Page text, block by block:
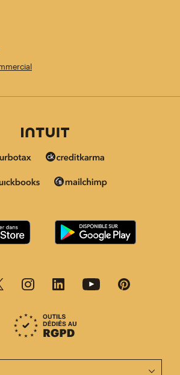
désormais disponible en d'autres